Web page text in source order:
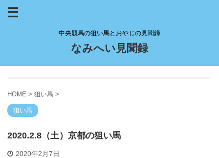
中央競馬の狙い馬とおやじの見聞録
なみへい見聞録
HOME > 狙い馬 >
狙い馬
2020.2.8（土）京都の狙い馬
2020年2月7日